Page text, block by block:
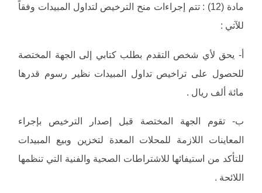
مادة (12) : تتم إجراءات منح الترخيص لتداول المبيدات وفقاً
للآتي :
‌أ- يحق لأي شخص التقدم بطلب كتابي إلى الجهة المختصة
للحصول على تراخيص تداول المبيدات نظير رسوم قدرها
مائة ألف ريال .
‌ب- تقوم الجهة المختصة قبل إصدار الترخيص بإجراء
المعاينات اللازمة للمحلات المعدة لتخزين وبيع المبيدات
للتأكد من استيفائها للاشتراطات الصحية والفنية التي تنظمها
اللائحة .